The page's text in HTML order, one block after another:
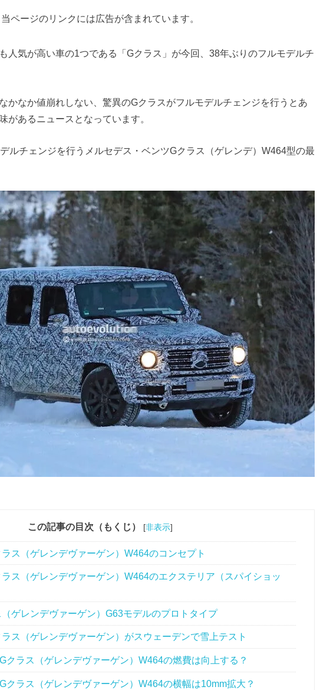
当ページのリンクには広告が含まれています。
人気が高い車の1つである「Gクラス」が今回、38年ぶりのフルモデルチ
かなか値崩れしない、驚異のGクラスがフルモデルチェンジを行うとあ
があるニュースとなっています。
ルチェンジを行うメルセデス・ベンツGクラス（ゲレンデ）W464型の最
この記事の目次（もくじ） [非表示]
ス（ゲレンデヴァーゲン）W464のコンセプト
ス（ゲレンデヴァーゲン）W464のエクステリア（スパイショッ
ゲレンデヴァーゲン）G63モデルのプロトタイプ
ス（ゲレンデヴァーゲン）がスウェーデンで雪上テスト
クラス（ゲレンデヴァーゲン）W464の燃費は向上する？
クラス（ゲレンデヴァーゲン）W464の横幅は10mm拡大？